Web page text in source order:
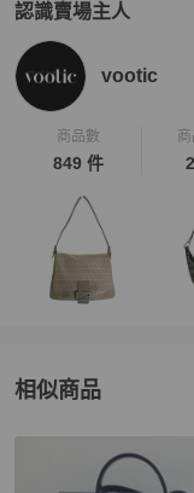
認識賣場主人
PopChill 拍拍圈嚴選
vootic
商品數
849 件
相似商品